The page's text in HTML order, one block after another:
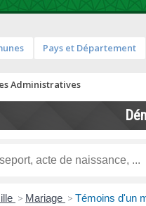
Pays et Département
Administratives
> Mariage > Témoins d'un